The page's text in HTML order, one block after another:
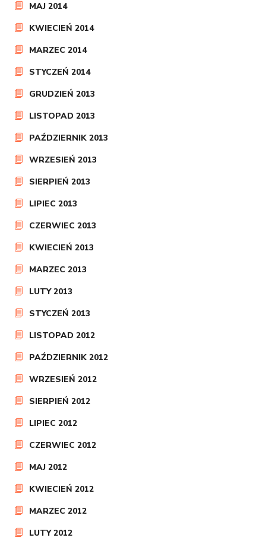
MAJ 2014
KWIECIEŃ 2014
MARZEC 2014
STYCZEŃ 2014
GRUDZIEŃ 2013
LISTOPAD 2013
PAŹDZIERNIK 2013
WRZESIEŃ 2013
SIERPIEŃ 2013
LIPIEC 2013
CZERWIEC 2013
KWIECIEŃ 2013
MARZEC 2013
LUTY 2013
STYCZEŃ 2013
LISTOPAD 2012
PAŹDZIERNIK 2012
WRZESIEŃ 2012
SIERPIEŃ 2012
LIPIEC 2012
CZERWIEC 2012
MAJ 2012
KWIECIEŃ 2012
MARZEC 2012
LUTY 2012